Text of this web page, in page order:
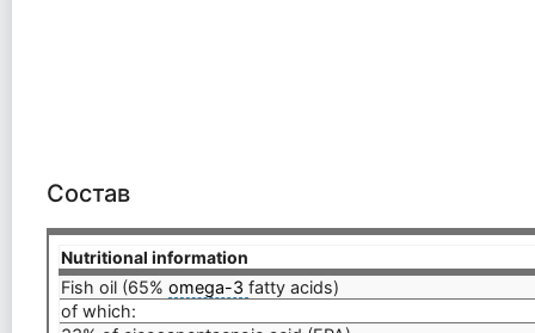
Состав
Nutritional information
Fish oil (65%omega-3fatty acids)
of which: